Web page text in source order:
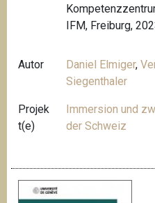
IFM, Freiburg,
Autor Daniel Elmiger,
Siegenthaler
Projek
t(e)
Immersion und
der Schweiz